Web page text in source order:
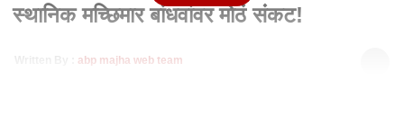
स्थानिक मच्छिमार बांधवांवर मोठं संकट!
abp majha web team